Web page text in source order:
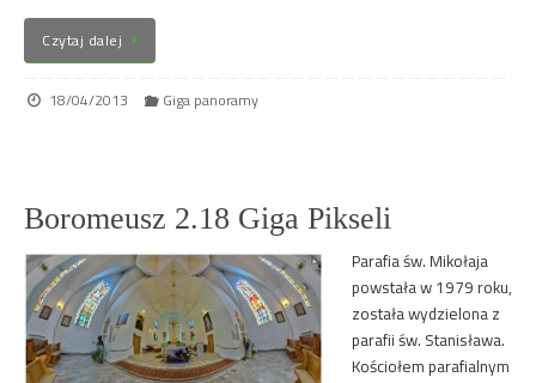
Czytaj dalej
18/04/2013 Giga panoramy
Boromeusz 2.18 Giga Pikseli
Parafia św. Mikołaja
powstała w 1979 roku,
została wydzielona z
parafii św. Stanisława.
Kościołem parafialnym